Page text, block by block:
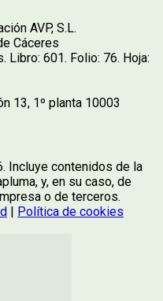
AVP, S.L.
Cáceres
Libro: 601. Folio: 76. Hoja:
13, 1º planta 10003
Incluye contenidos de la
y, en su caso, de
o de terceros.
| Política de cookies